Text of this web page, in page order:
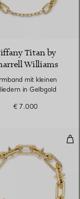
Titan by
Williams
mit kleinen
in Gelbgold
€ 7.000